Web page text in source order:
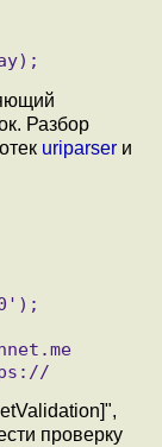
Разбор
uriparser и
проверку